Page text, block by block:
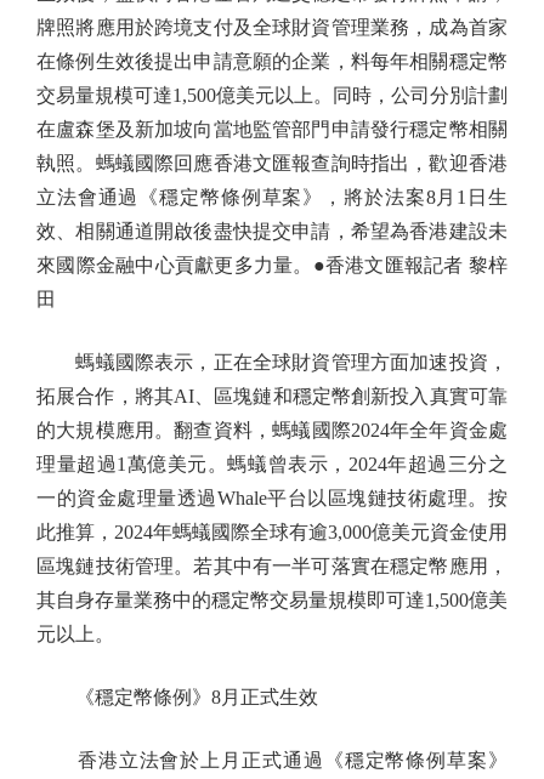
牌照將應用於跨境支付及全球財資管理業務，成為首家
在條例生效後提出申請意願的企業，料每年相關穩定幣
交易量規模可達1,500億美元以上。同時，公司分別計劃
在盧森堡及新加坡向當地監管部門申請發行穩定幣相關
執照。螞蟻國際回應香港文匯報查詢時指出，歡迎香港
立法會通過《穩定幣條例草案》，將於法案8月1日生
效、相關通道開啟後盡快提交申請，希望為香港建設未
來國際金融中心貢獻更多力量。●香港文匯報記者 黎梓
田
螞蟻國際表示，正在全球財資管理方面加速投資，
拓展合作，將其AI、區塊鏈和穩定幣創新投入真實可靠
的大規模應用。翻查資料，螞蟻國際2024年全年資金處
理量超過1萬億美元。螞蟻曾表示，2024年超過三分之
一的資金處理量透過Whale平台以區塊鏈技術處理。按
此推算，2024年螞蟻國際全球有逾3,000億美元資金使用
區塊鏈技術管理。若其中有一半可落實在穩定幣應用，
其自身存量業務中的穩定幣交易量規模即可達1,500億美
元以上。
《穩定幣條例》8月正式生效
香港立法會於上月正式通過《穩定幣條例草案》